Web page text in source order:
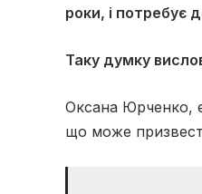
роки, і потребує
Таку думку
Оксана Юрченко,
що може